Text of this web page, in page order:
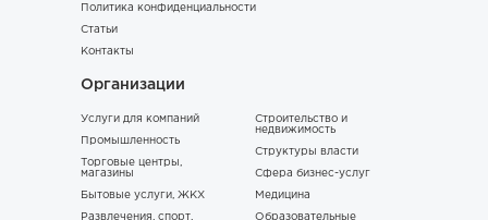
Политика конфиденциальности
Статьи
Контакты
Организации
Услуги для компаний
Промышленность
Торговые центры,
магазины
Бытовые услуги, ЖКХ
Развлечения, спорт,
Строительство и
недвижимость
Структуры власти
Сфера бизнес-услуг
Медицина
Образовательные